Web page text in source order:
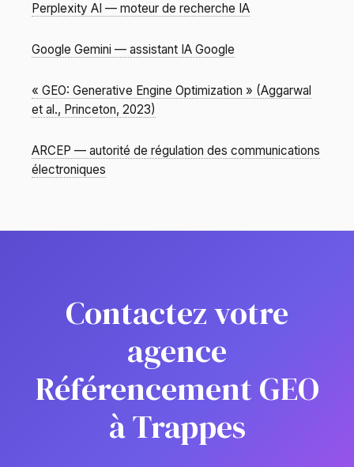
Perplexity AI — moteur de recherche IA
Google Gemini — assistant IA Google
« GEO: Generative Engine Optimization » (Aggarwal
et al., Princeton, 2023)
ARCEP — autorité de régulation des communications
électroniques
Contactez votre
agence
Référencement GEO
à Trappes